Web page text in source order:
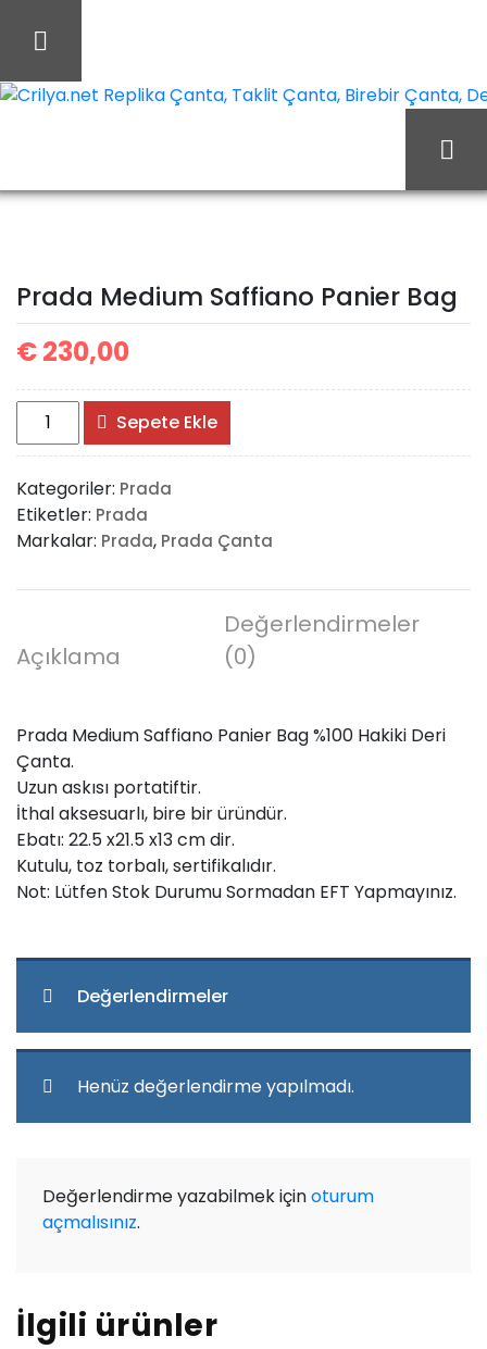
Prada Medium
Prada Medium Saffiano Panier Bag
€230,00
Prada
Medium
Saffiano
Panier
Bag
adet
Sepete Ekle
Kategoriler: Prada
Etiketler: Prada
Markalar: Prada, Prada Çanta
Açıklama
Değerlendirmeler
(0)
Prada Medium Saffiano Panier Bag %100 Hakiki Deri
Çanta.
Uzun askısı portatiftir.
İthal aksesuarlı, bire bir üründür.
Ebatı: 22.5 x21.5 x13 cm dir.
Kutulu, toz torbalı, sertifikalıdır.
Not: Lütfen Stok Durumu Sormadan EFT Yapmayınız.
Değerlendirmeler
Henüz değerlendirme yapılmadı.
Değerlendirme yazabilmek içinoturum
açmalısınız.
İlgili ürünler